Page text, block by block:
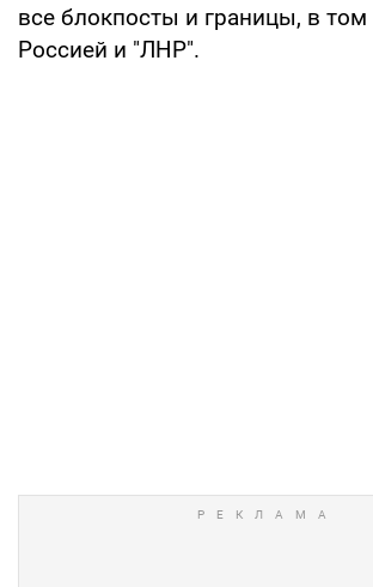
все блокпосты и границы, в том
Россией и "ЛНР".